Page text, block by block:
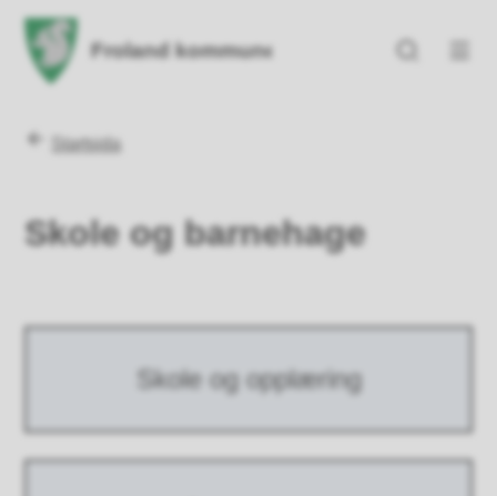
Froland kommune
Du er her:
Startsida
Skole og barnehage
Skole og opplæring